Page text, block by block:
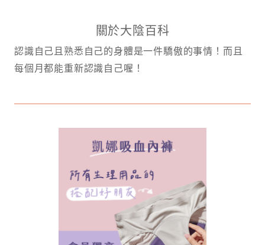
關於大陰百科
認識自己且熟悉自己的身體是一件驕傲的事情！而且
每個月都能重新認識自己喔！